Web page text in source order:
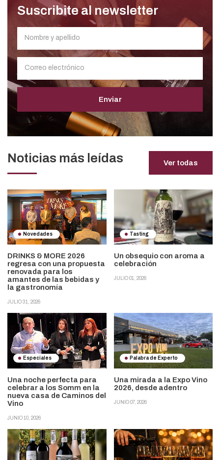
Suscribite al newsletter
Enviar
Noticias más leídas Ver todas
Novedades
DRINKS & MORE 2026
regresa con una propuesta
renovada para los
amantes de las bebidas y
la gastronomía
JULIO 31, 2026
Tasting
Un obsequio con aroma a
celebración
JULIO 01, 2026
Especiales
Una noche perfecta para
celebrar a los Somm en la
nueva casa de Caminos del
Vino
JUNIO 10, 2026
Palabra de Experto
Una mirada a la Expo Vino
2026, desde adentro
JUNIO 07, 2026